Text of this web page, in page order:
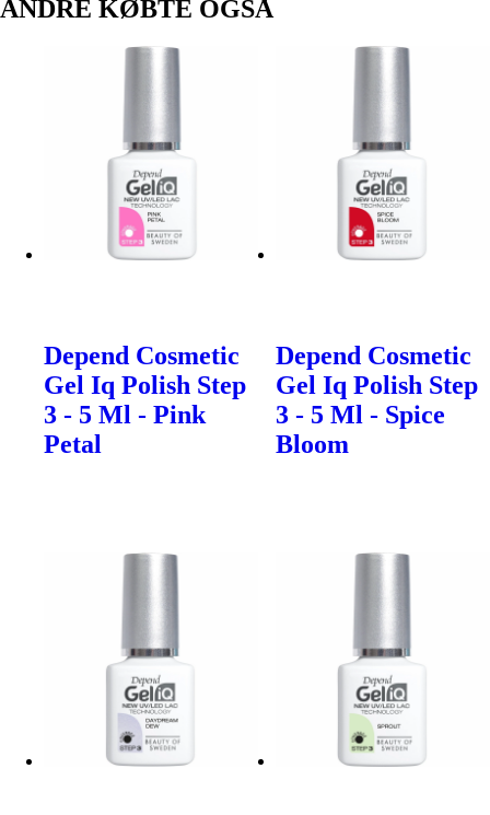
ANDRE KØBTE OGSÅ
Depend Cosmetic
Gel Iq Polish Step
3 - 5 Ml - Pink
Petal
Depend Cosmetic
Gel Iq Polish Step
3 - 5 Ml - Spice
Bloom